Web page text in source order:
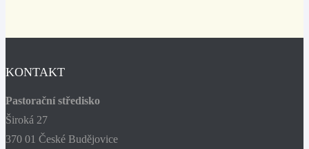
KONTAKT
Pastorační středisko
Široká 27
370 01 České Budějovice